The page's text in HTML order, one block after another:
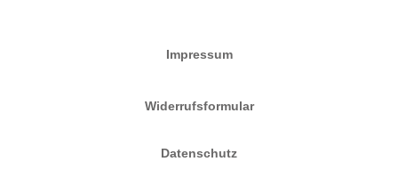
Impressum
Widerrufsformular
Datenschutz